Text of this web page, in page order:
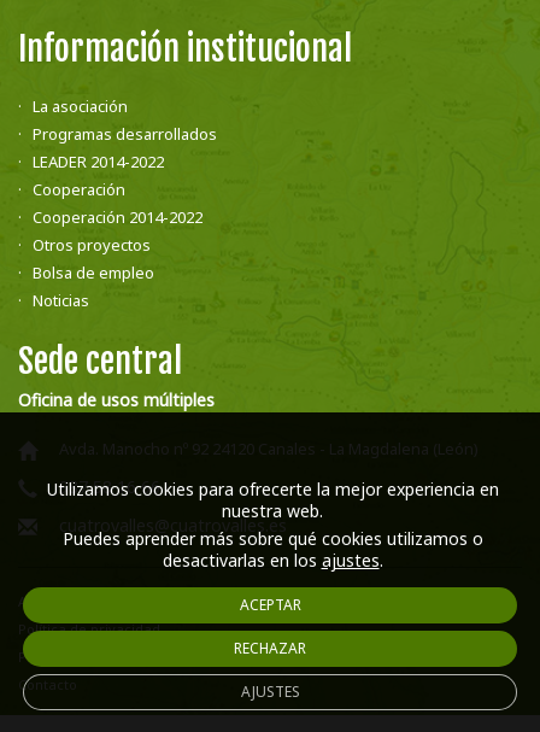
Información institucional
La asociación
Programas desarrollados
LEADER 2014-2022
Cooperación
Cooperación 2014-2022
Otros proyectos
Bolsa de empleo
Noticias
Sede central
Oficina de usos múltiples
Avda. Manocho nº 92 24120 Canales - La Magdalena (León)
987 58 16 66
cuatrovalles@cuatrovalles.es
Aviso legal
Política de privacidad
Política de cookies
Contacto
Utilizamos cookies para ofrecerte la mejor experiencia en
nuestra web.
Puedes aprender más sobre qué cookies utilizamos o
desactivarlas en los ajustes.
ACEPTAR
RECHAZAR
AJUSTES